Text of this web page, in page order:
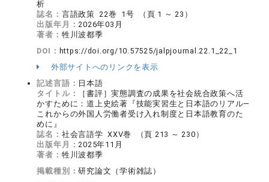
析
誌名： 言語政策 22巻 1号 （頁 1 ～ 23）
出版年月：2026年03月
著者： 牲川波都季
DOI： https://doi.org/10.57525/jalpjournal.22.1_22_1
外部サイトへのリンクを表示
記述言語： 日本語
タイトル：
［書評］実態調査の成果を社会統合政策へ活
かすために：道上史絵著『技能実習生と日本語のリアル―
これからの外国人労働者受け入れ制度と日本語教育のた
めに』
誌名： 社会言語学 XXV巻 （頁 213 ～ 230）
出版年月：2025年11月
著者： 牲川波都季
掲載種別：研究論文（学術雑誌）